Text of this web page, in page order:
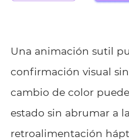
Una animación sutil
confirmación visual
cambio de color
estado sin abrumar a
retroalimentación